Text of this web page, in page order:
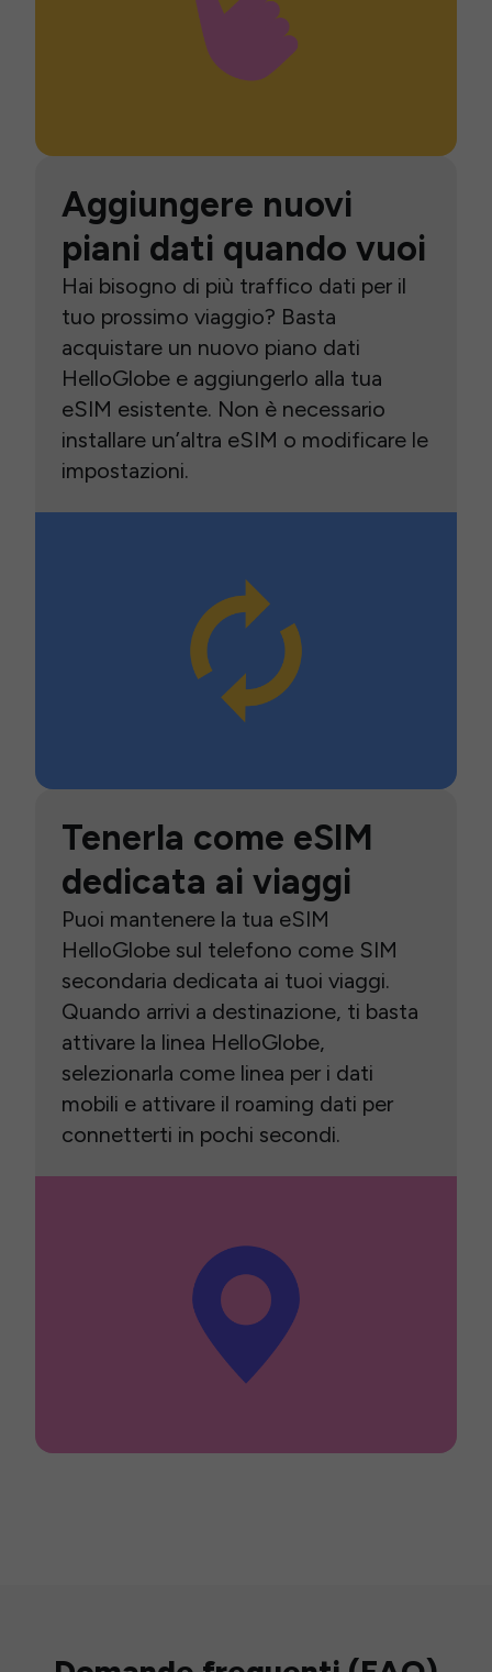
Aggiungere nuovi
piani dati quando vuoi
Hai bisogno di più traffico dati per il
tuo prossimo viaggio? Basta
acquistare un nuovo piano dati
HelloGlobe e aggiungerlo alla tua
eSIM esistente. Non è necessario
installare un’altra eSIM o modificare le
impostazioni.
Tenerla come eSIM
dedicata ai viaggi
Puoi mantenere la tua eSIM
HelloGlobe sul telefono come SIM
secondaria dedicata ai tuoi viaggi.
Quando arrivi a destinazione, ti basta
attivare la linea HelloGlobe,
selezionarla come linea per i dati
mobili e attivare il roaming dati per
connetterti in pochi secondi.